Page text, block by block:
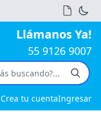
Llámanos Ya!
55 9126 9007
Crea tu cuentaIngresar